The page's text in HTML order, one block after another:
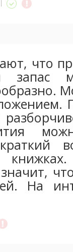
что
запас
На